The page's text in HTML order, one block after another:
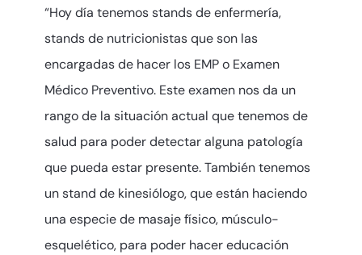
“Hoy día tenemos stands de enfermería,
stands de nutricionistas que son las
encargadas de hacer los EMP o Examen
Médico Preventivo. Este examen nos da un
rango de la situación actual que tenemos de
salud para poder detectar alguna patología
que pueda estar presente. También tenemos
un stand de kinesiólogo, que están haciendo
una especie de masaje físico, músculo-
esquelético, para poder hacer educación